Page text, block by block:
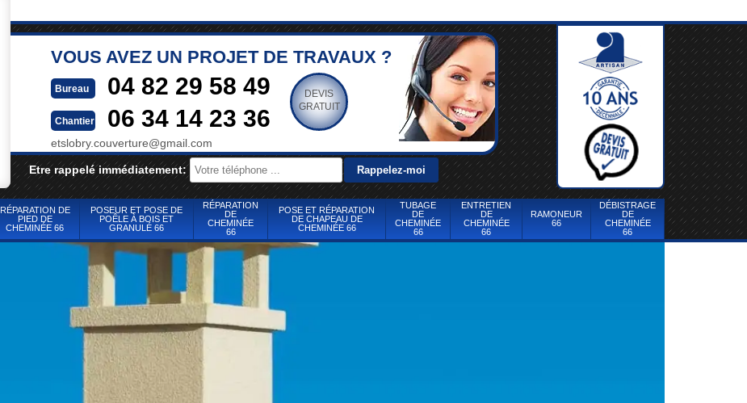
VOUS AVEZ UN PROJET DE TRAVAUX ?
Bureau 04 82 29 58 49
Chantier 06 34 14 23 36
etslobry.couverture@gmail.com
DEVIS
GRATUIT
Etre rappelé immédiatement:
RÉPARATION DE
PIED DE
CHEMINÉE 66
POSEUR ET POSE DE
POÊLE À BOIS ET
GRANULÉ 66
RÉPARATION
DE
CHEMINÉE
66
POSE ET RÉPARATION
DE CHAPEAU DE
CHEMINÉE 66
TUBAGE
DE
CHEMINÉE
66
ENTRETIEN
DE
CHEMINÉE
66
RAMONEUR
66
DÉBISTRAGE
DE
CHEMINÉE
66